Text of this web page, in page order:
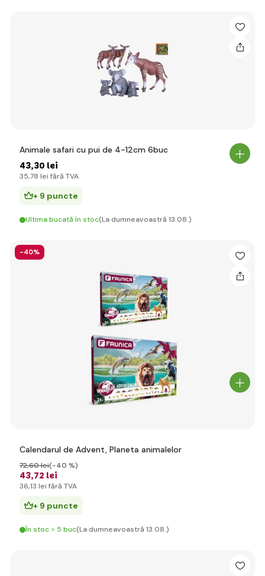
Animale safari cu pui de 4-12cm 6buc
43,30 lei
35,78 lei fără TVA
+ 9 puncte
Ultima bucată în stoc(La dumneavoastră 13.08.)
-40%
Calendarul de Advent, Planeta animalelor
43,72 lei
72,60 lei(-40 %)
36,13 lei fără TVA
+ 9 puncte
În stoc > 5 buc(La dumneavoastră 13.08.)